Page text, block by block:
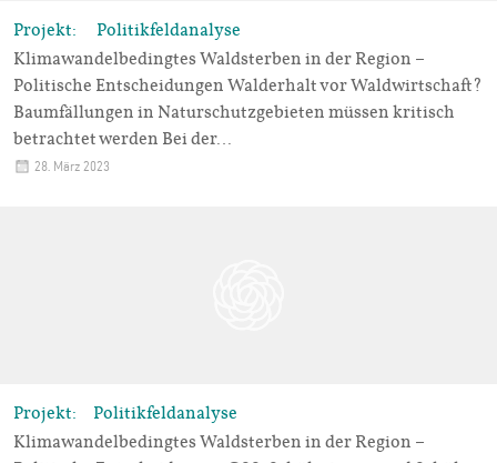
Projekt: Politikfeldanalyse
Klimawandelbedingtes Waldsterben in der Region –
Politische Entscheidungen Walderhalt vor Waldwirtschaft?
Baumfällungen in Naturschutzgebieten müssen kritisch
betrachtet werden Bei der…
28. März 2023
Projekt: Politikfeldanalyse
Klimawandelbedingtes Waldsterben in der Region –